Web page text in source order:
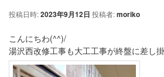
投稿日時:2023年9月12日 投稿者:moriko
こんにちわ(^^)/
湯沢西改修工事も大工工事が終盤に差し